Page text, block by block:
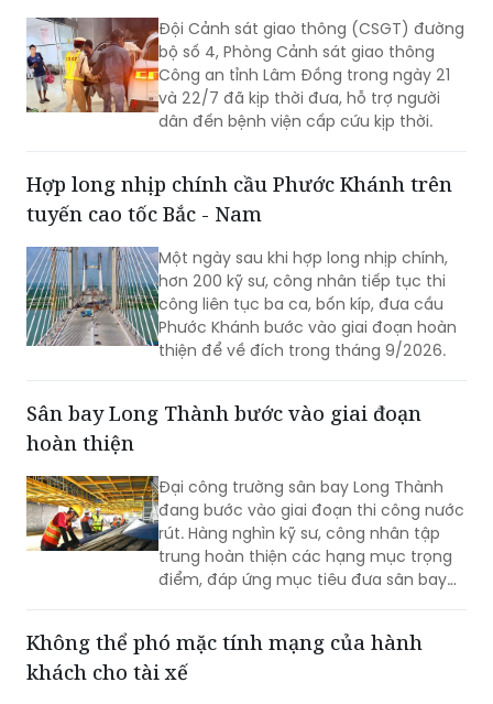
Đội Cảnh sát giao thông (CSGT) đường
bộ số 4, Phòng Cảnh sát giao thông
Công an tỉnh Lâm Đồng trong ngày 21
và 22/7 đã kịp thời đưa, hỗ trợ người
dân đến bệnh viện cấp cứu kịp thời.
Hợp long nhịp chính cầu Phước Khánh trên
tuyến cao tốc Bắc - Nam
Một ngày sau khi hợp long nhịp chính,
hơn 200 kỹ sư, công nhân tiếp tục thi
công liên tục ba ca, bốn kíp, đưa cầu
Phước Khánh bước vào giai đoạn hoàn
thiện để về đích trong tháng 9/2026.
Sân bay Long Thành bước vào giai đoạn
hoàn thiện
Đại công trường sân bay Long Thành
đang bước vào giai đoạn thi công nước
rút. Hàng nghìn kỹ sư, công nhân tập
trung hoàn thiện các hạng mục trọng
điểm, đáp ứng mục tiêu đưa sân bay
Không thể phó mặc tính mạng của hành
khách cho tài xế